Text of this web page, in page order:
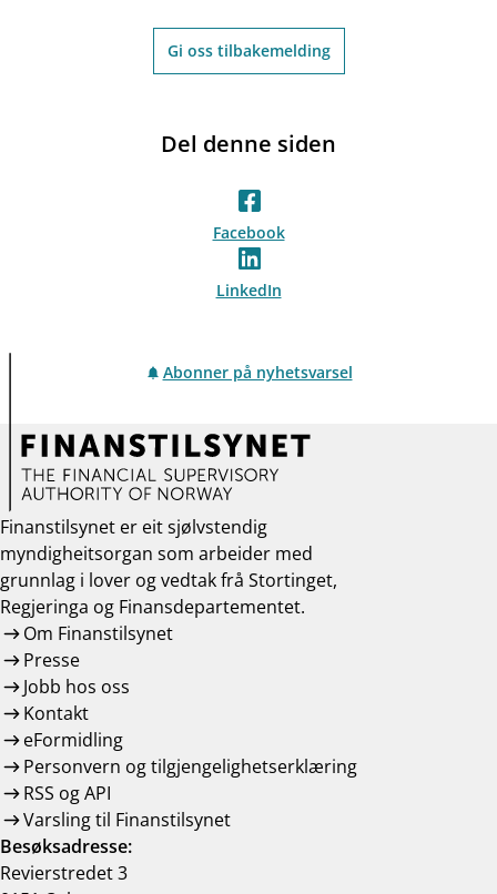
Gi oss tilbakemelding
Del denne siden
Facebook
LinkedIn
Abonner på nyhetsvarsel
Finanstilsynet er eit sjølvstendig
myndigheitsorgan som arbeider med
grunnlag i lover og vedtak frå Stortinget,
Regjeringa og Finansdepartementet.
Om Finanstilsynet
Presse
Jobb hos oss
Kontakt
eFormidling
Personvern og tilgjengelighetserklæring
RSS og API
Varsling til Finanstilsynet
Besøksadresse:
Revierstredet 3